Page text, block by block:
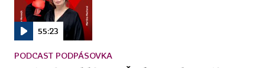
55:23
PODCAST PODPÁSOVKA